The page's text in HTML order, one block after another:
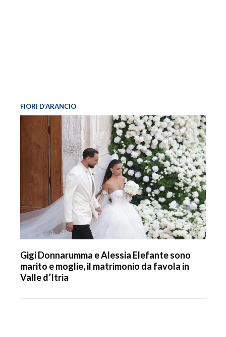
FIORI D’ARANCIO
Gigi Donnarumma e Alessia Elefante sono
marito e moglie, il matrimonio da favola in
Valle d’Itria